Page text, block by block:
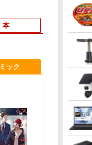
トPC / HP
良品 フルHD
Windows11/ 10
ップPC
5700G メモリ
ル ディスプ
収納ケース付
【P最大31.5%還
Minifire モニタ
本
より発送予定]
いかわ なんか
【全巻】 転生し
ライムだった件
ック